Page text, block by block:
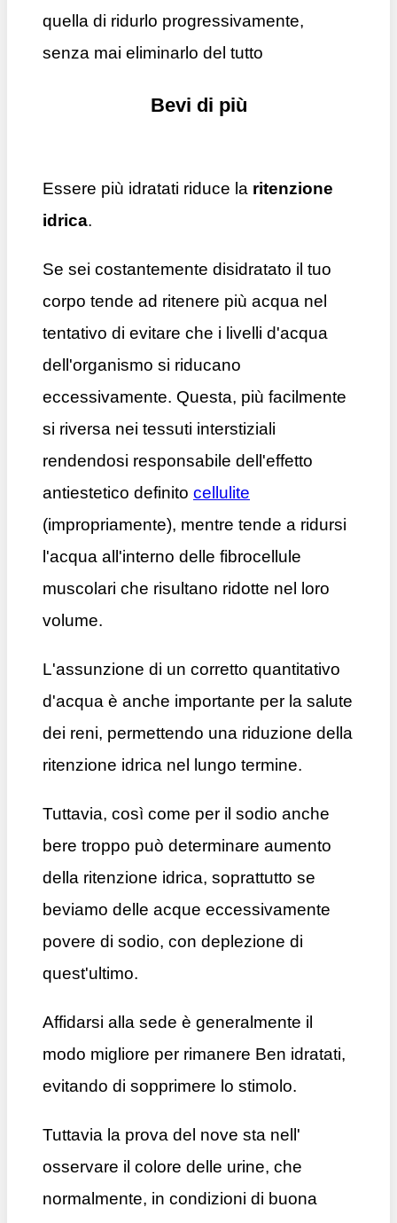
quella di ridurlo progressivamente,
senza mai eliminarlo del tutto
Bevi di più
Essere più idratati riduce la ritenzione
idrica.
Se sei costantemente disidratato il tuo
corpo tende ad ritenere più acqua nel
tentativo di evitare che i livelli d'acqua
dell'organismo si riducano
eccessivamente. Questa, più facilmente
si riversa nei tessuti interstiziali
rendendosi responsabile dell'effetto
antiestetico definito cellulite
(impropriamente), mentre tende a ridursi
l'acqua all'interno delle fibrocellule
muscolari che risultano ridotte nel loro
volume.
L'assunzione di un corretto quantitativo
d'acqua è anche importante per la salute
dei reni, permettendo una riduzione della
ritenzione idrica nel lungo termine.
Tuttavia, così come per il sodio anche
bere troppo può determinare aumento
della ritenzione idrica, soprattutto se
beviamo delle acque eccessivamente
povere di sodio, con deplezione di
quest'ultimo.
Affidarsi alla sede è generalmente il
modo migliore per rimanere Ben idratati,
evitando di sopprimere lo stimolo.
Tuttavia la prova del nove sta nell'
osservare il colore delle urine, che
normalmente, in condizioni di buona